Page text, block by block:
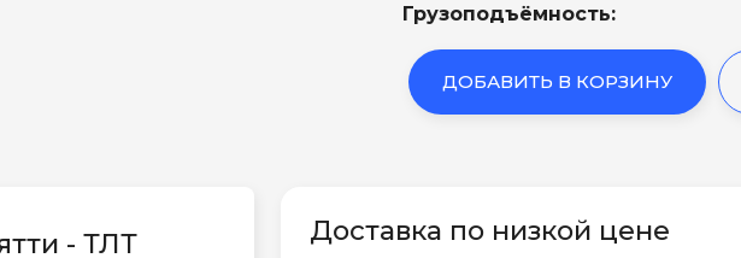
Грузоподъёмность:
ДОБАВИТЬ В КОРЗИНУ
- ТЛТ Доставка по низкой цене